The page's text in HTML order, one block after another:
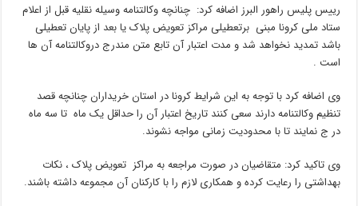
رییس پلیس راهور البرز اضافه کرد: چنانچه وکالتنامه وسیله نقلیه قبل از اعلام
ستاد ملی کرونا مبنی برتعطیلی مراکز تعویض پلاک یا بعد از پایان تعطیلی
باشد تمدید نخواهد شد و مدت اعتبار آن تابع متن مندرج دروکالتنامه آن ها
است .
وی اضافه کرد با توجه به این شرایط کرونا در استان خریداران چنانچه قصد
تنظیم وکالتنامه دارند سعی کنند تاریخ اعتبار آن را حداقل یک ماه تا سه ماه
در ج نمایند تا با محدودیت زمانی مواجه نشوند.
وی تاکید کرد: متقاضیان در صورت مراجعه به مراکز تعویض پلاک ، نکات
بهداشتی را رعایت کرده و همکاری لازم را با کارکنان آن مجموعه داشته باشند.